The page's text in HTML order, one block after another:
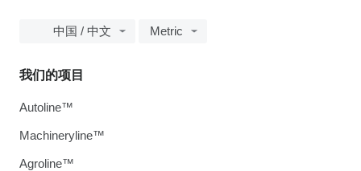
中国 / 中文 Metric
我们的项目
Autoline™
Machineryline™
Agroline™